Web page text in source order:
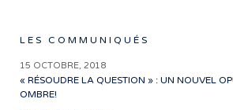
LES COMMUNIQUÉS
15 OCTOBRE, 2018
« RÉSOUDRE LA QUESTION » : UN NOUVEL
OMBRE!